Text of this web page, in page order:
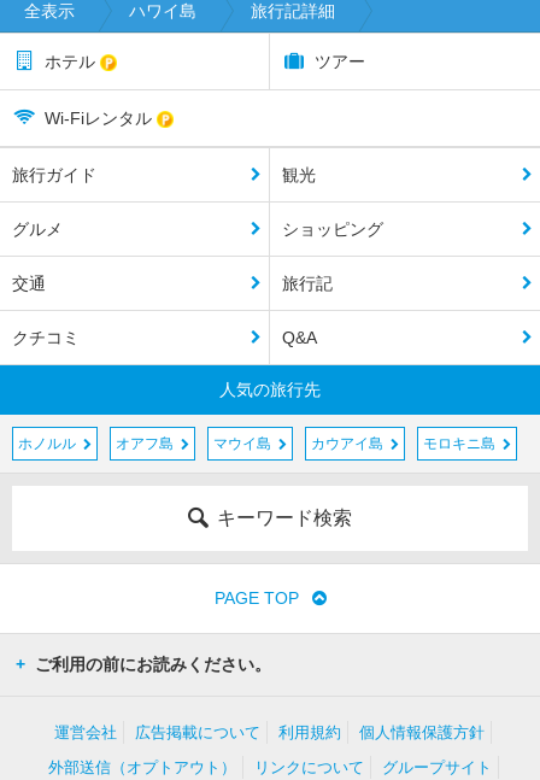
全表示 ハワイ島 旅行記詳細
ホテル ツアー
Wi-Fiレンタル
旅行ガイド 観光
グルメ ショッピング
交通 旅行記
クチコミ Q&A
人気の旅行先
ホノルル オアフ島 マウイ島 カウアイ島 モロキニ島
キーワード検索
PAGE TOP
ご利用の前にお読みください。
運営会社 広告掲載について 利用規約
個人情報保護方針
外部送信（オプトアウト）
リンクについて グループサイト